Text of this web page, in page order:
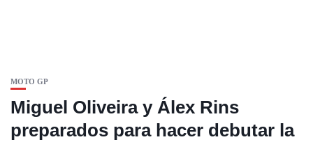
MOTO GP
Miguel Oliveira y Álex Rins
preparados para hacer debutar la